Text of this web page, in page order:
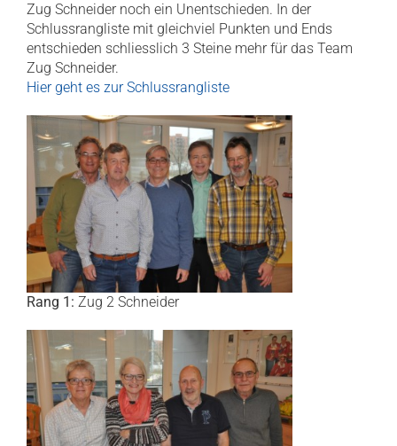
Zug Schneider noch ein Unentschieden. In der
Schlussrangliste mit gleichviel Punkten und Ends
entschieden schliesslich 3 Steine mehr für das Team
Zug Schneider.
Hier geht es zur Schlussrangliste
Rang 1: Zug 2 Schneider